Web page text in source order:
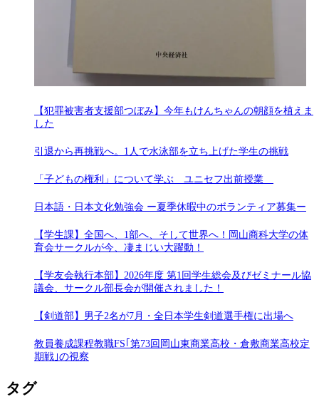
【犯罪被害者支援部つぼみ】今年もけんちゃんの朝顔を植えま
した
引退から再挑戦へ。1人で水泳部を立ち上げた学生の挑戦
「子どもの権利」について学ぶ ユニセフ出前授業
日本語・日本文化勉強会 ー夏季休暇中のボランティア募集ー
【学生課】全国へ、1部へ、そして世界へ！岡山商科大学の体
育会サークルが今、凄まじい大躍動！
【学友会執行本部】2026年度 第1回学生総会及びゼミナール協
議会、サークル部長会が開催されました！
【剣道部】男子2名が7月・全日本学生剣道選手権に出場へ
教員養成課程教職FS｢第73回岡山東商業高校・倉敷商業高校定
期戦｣の視察
タグ